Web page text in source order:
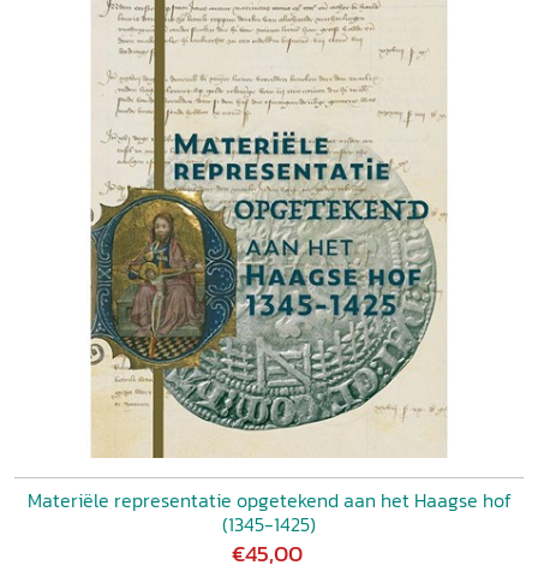
Materiële representatie opgetekend aan het Haagse hof
(1345-1425)
€45,00